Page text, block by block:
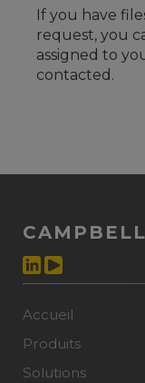
If you have
request, you
assigned to
contacted.
Accueil
Produits
Solutions